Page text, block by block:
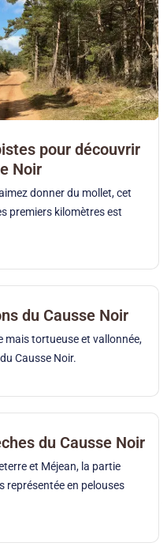
pour découvrir
Noir
donner du mollet, cet
premiers kilomètres est
du Causse Noir
mais tortueuse et vallonnée,
Causse Noir.
du Causse Noir
et Méjean, la partie
représentée en pelouses